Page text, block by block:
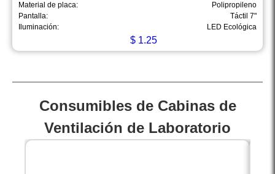
Material de placa:
Polipropileno
Pantalla:
Táctil 7"
Iluminación:
LED Ecológica
$ 1.25
Consumibles de Cabinas de
Ventilación de Laboratorio